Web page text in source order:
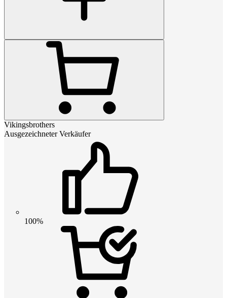
Vikingsbrothers
Ausgezeichneter Verkäufer
100%